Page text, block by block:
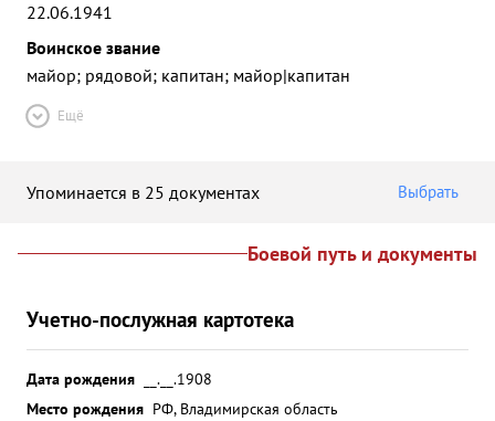
22.06.1941
Воинское звание
майор; рядовой; капитан; майор|капитан
Ещё
Упоминается в 25 документах Выбрать
Боевой путь и документы
Учетно-послужная картотека
Дата рождения
__.__.1908
Место рождения РФ, Владимирская область